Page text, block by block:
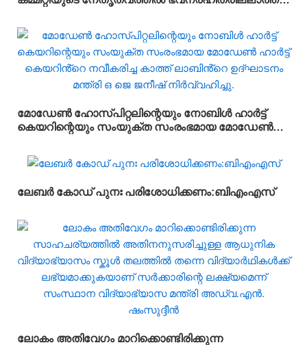
മത്തെ വീടിൻ്റെ താക്കോൽ ദാനം നടന്നു
മോഡേൺ ഹോസ്‌പിറ്റലിന്റെയും നോബിൾ ഹാർട്ട്
കെയറിന്റെയും സംയുക്ത സംരംഭമായ മോഡേൺ
ലേബർ കോഡ് പുനഃ പരിശോധിക്കണം:ബിഎംഎസ്
ലോകം അതിവേഗം മാറിക്കൊണ്ടിരിക്കുന്ന